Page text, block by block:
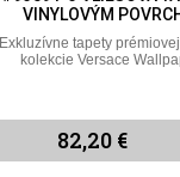
VINYLOVÝM
Exkluzívne tapety
kolekcie Versace
82,20 €